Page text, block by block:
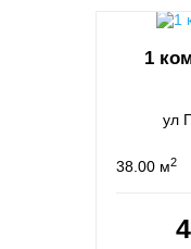
1
ул
38.00 м2